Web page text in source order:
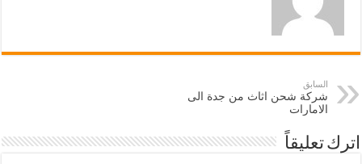
السابق
شركة شحن اثاث من جدة الى
الامارات
اترك تعليقاً